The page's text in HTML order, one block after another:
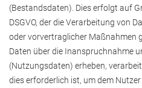
(Bestandsdaten). Dies erfolgt auf
DSGVO, der die Verarbeitung von
oder vorvertraglicher Maßnahmen
Daten über die Inanspruchnahme
(Nutzungsdaten) erheben,
dies erforderlich ist, um dem